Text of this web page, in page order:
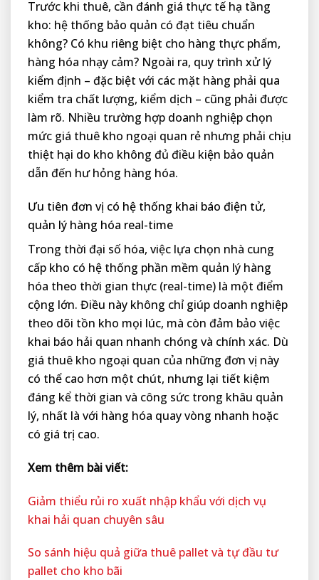
Trước khi thuê, cần đánh giá thực tế hạ tầng
kho: hệ thống bảo quản có đạt tiêu chuẩn
không? Có khu riêng biệt cho hàng thực phẩm,
hàng hóa nhạy cảm? Ngoài ra, quy trình xử lý
kiểm định – đặc biệt với các mặt hàng phải qua
kiểm tra chất lượng, kiểm dịch – cũng phải được
làm rõ. Nhiều trường hợp doanh nghiệp chọn
mức giá thuê kho ngoại quan rẻ nhưng phải chịu
thiệt hại do kho không đủ điều kiện bảo quản
dẫn đến hư hỏng hàng hóa.
Ưu tiên đơn vị có hệ thống khai báo điện tử,
quản lý hàng hóa real-time
Trong thời đại số hóa, việc lựa chọn nhà cung
cấp kho có hệ thống phần mềm quản lý hàng
hóa theo thời gian thực (real-time) là một điểm
cộng lớn. Điều này không chỉ giúp doanh nghiệp
theo dõi tồn kho mọi lúc, mà còn đảm bảo việc
khai báo hải quan nhanh chóng và chính xác. Dù
giá thuê kho ngoại quan của những đơn vị này
có thể cao hơn một chút, nhưng lại tiết kiệm
đáng kể thời gian và công sức trong khâu quản
lý, nhất là với hàng hóa quay vòng nhanh hoặc
có giá trị cao.
Xem thêm bài viết:
Giảm thiểu rủi ro xuất nhập khẩu với dịch vụ
khai hải quan chuyên sâu
So sánh hiệu quả giữa thuê pallet và tự đầu tư
pallet cho kho bãi